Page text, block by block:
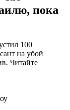
пока